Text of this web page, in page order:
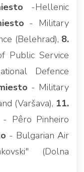
-Hellenic
- Military
(Belehrad), 8.
Public Service
Defence
- Military
(Varšava), 11.
Pêro Pinheiro
- Bulgarian Air
(Dolna